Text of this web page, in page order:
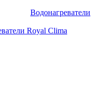
Водонагреватели
Royal Clima